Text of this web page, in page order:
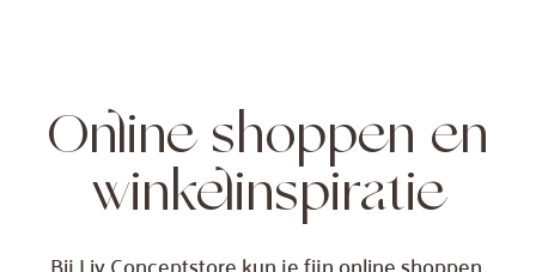
Online shoppen en
winkelinspiratie